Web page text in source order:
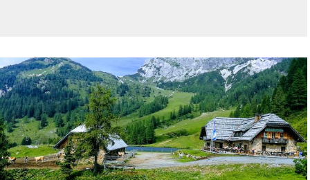
Legfrissebb
ESEMÉNY
ÉRDEKES